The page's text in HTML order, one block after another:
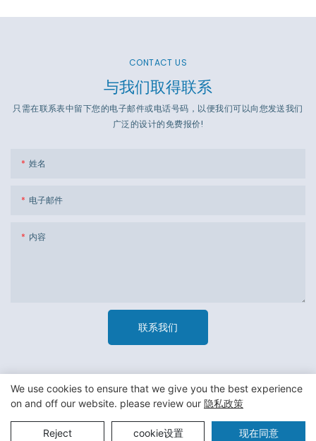
CONTACT US
与我们取得联系
只需在联系表中留下您的电子邮件或电话号码，以便我们可以向您发送我们
广泛的设计的免费报价!
姓名
电子邮件
内容
联系我们
版权所有 © 2023 广州市杰新材料包装有限公司 -隐私政策
地图
We use cookies to ensure that we give you the best experience
on and off our website. please review our 隐私政策
Reject cookie设置 现在同意